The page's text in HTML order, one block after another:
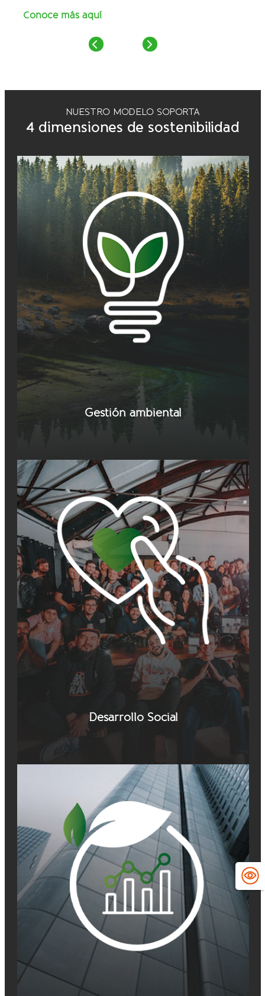
Conoce más aquí
NUESTRO MODELO SOPORTA
4 dimensiones de sostenibilidad
Gestión ambiental
Desarrollo Social